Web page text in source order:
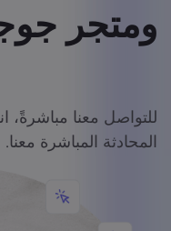
ومتجر
للتواصل معنا مباشرةً،
المحادثة المباشرة معنا.